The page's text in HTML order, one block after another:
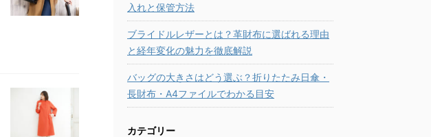
入れと保管方法
ブライドルレザーとは？革財布に選ばれる理由
と経年変化の魅力を徹底解説
バッグの大きさはどう選ぶ？折りたたみ日傘・
長財布・A4ファイルでわかる目安
カテゴリー